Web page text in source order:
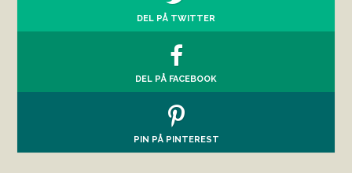
DEL PÅ TWITTER
DEL PÅ FACEBOOK
PIN PÅ PINTEREST